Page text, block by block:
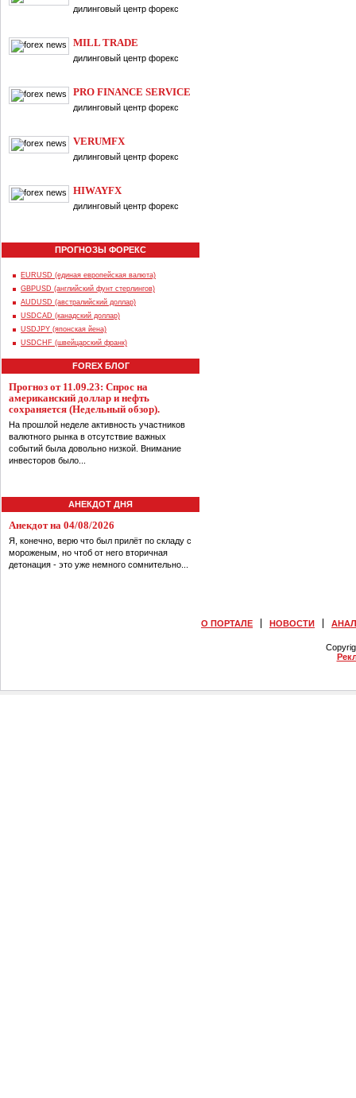
дилинговый центр форекс
MILL TRADE
дилинговый центр форекс
PRO FINANCE SERVICE
дилинговый центр форекс
VERUMFX
дилинговый центр форекс
HIWAYFX
дилинговый центр форекс
ПРОГНОЗЫ ФОРЕКС
EURUSD (единая европейская валюта)
GBPUSD (английский фунт стерлингов)
AUDUSD (австралийский доллар)
USDCAD (канадский доллар)
USDJPY (японская йена)
USDCHF (швейцарский франк)
FOREX БЛОГ
Прогноз от 11.09.23: Спрос на
американский доллар и нефть
сохраняется (Недельный обзор).
На прошлой неделе активность участников
валютного рынка в отсутствие важных
событий была довольно низкой. Внимание
инвесторов было...
АНЕКДОТ ДНЯ
Анекдот на 04/08/2026
Я, конечно, верю что был прилёт по складу с
мороженым, но чтоб от него вторичная
детонация - это уже немного сомнительно...
О ПОРТАЛЕ НОВОСТИ